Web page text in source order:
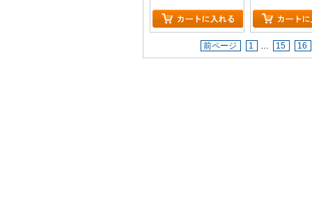
版】(初回生産限定版)
前ページ 1 … 15 16